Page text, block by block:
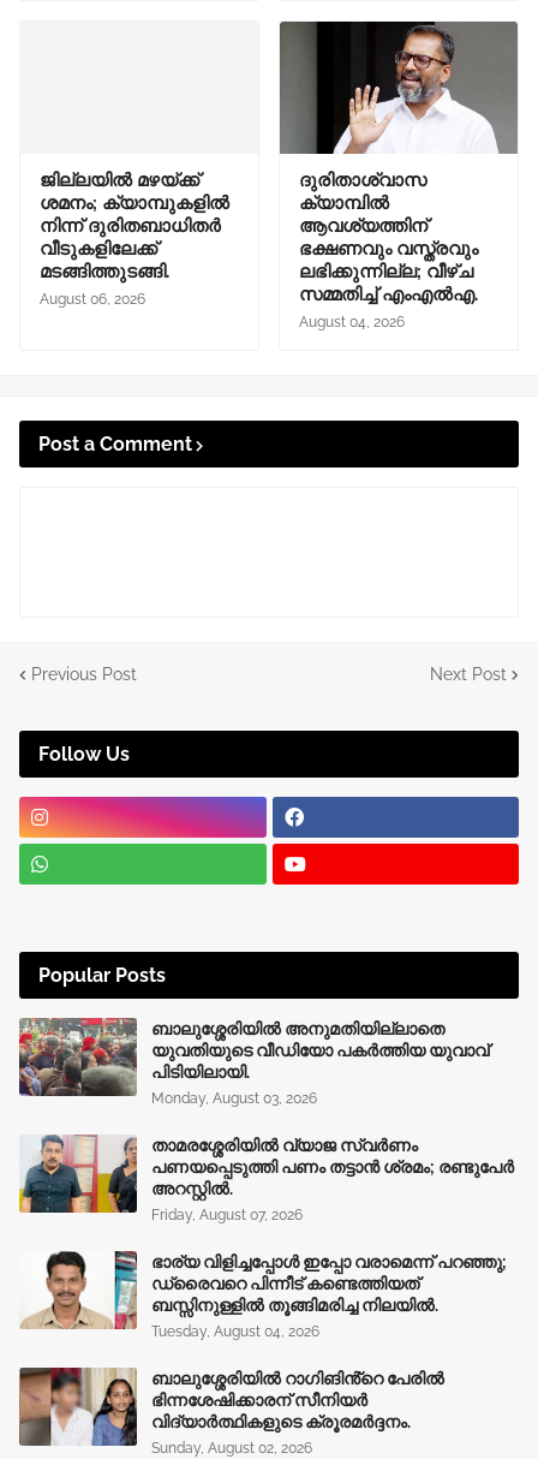
ജില്ലയിൽ മഴയ്ക്ക്
ശമനം; ക്യാമ്പുകളിൽ
നിന്ന് ദുരിതബാധിതർ
വീടുകളിലേക്ക്
മടങ്ങിത്തുടങ്ങി.
August 06, 2026
ദുരിതാശ്വാസ
ക്യാമ്പിൽ
ആവശ്യത്തിന്
ഭക്ഷണവും വസ്ത്രവും
ലഭിക്കുന്നില്ല; വീഴ്ച
സമ്മതിച്ച് എംഎൽഎ.
August 04, 2026
Post a Comment
Previous Post Next Post
Follow Us
Popular Posts
ബാലുശ്ശേരിയിൽ അനുമതിയില്ലാതെ
യുവതിയുടെ വീഡിയോ പകർത്തിയ യുവാവ്
പിടിയിലായി.
Monday, August 03, 2026
താമരശ്ശേരിയിൽ വ്യാജ സ്വർണം
പണയപ്പെടുത്തി പണം തട്ടാൻ ശ്രമം; രണ്ടുപേർ
അറസ്റ്റിൽ.
Friday, August 07, 2026
ഭാര്യ വിളിച്ചപ്പോള്‍ ഇപ്പോ വരാമെന്ന് പറഞ്ഞു;
ഡ്രൈവറെ പിന്നീട് കണ്ടെത്തിയത്
ബസ്സിനുള്ളില്‍ തൂങ്ങിമരിച്ച നിലയിൽ.
Tuesday, August 04, 2026
ബാലുശ്ശേരിയിൽ റാഗിങിൻ്റെ പേരിൽ
ഭിന്നശേഷിക്കാരന് സീനിയർ
വിദ്യാർത്ഥികളുടെ ക്രൂരമര്‍ദ്ദനം.
Sunday, August 02, 2026